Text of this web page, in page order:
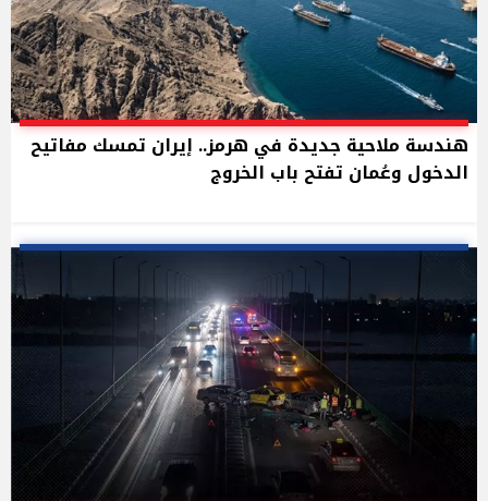
هندسة ملاحية جديدة في هرمز.. إيران تمسك مفاتيح
الدخول وعُمان تفتح باب الخروج